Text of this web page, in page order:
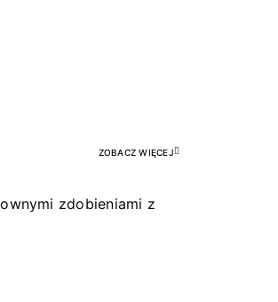
ZOBACZ WIĘCEJ
zdobieniami z